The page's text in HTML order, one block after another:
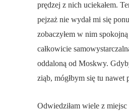
prędzej z nich uciekałem.
pejzaż nie wydał mi się
zobaczyłem w nim spokojną
całkowicie
oddaloną od Moskwy.
ziąb, mógłbym się tu nawet
Odwiedziłam wiele z